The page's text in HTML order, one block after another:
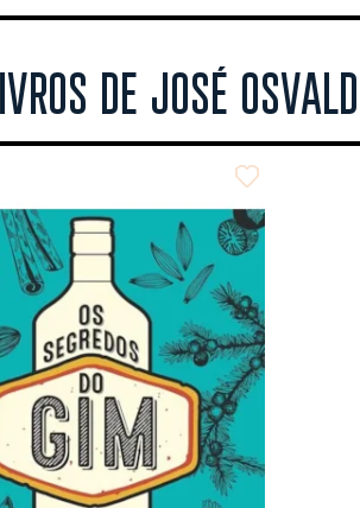
DE JOSÉ